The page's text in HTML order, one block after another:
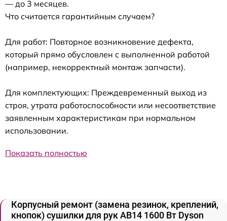
— до 3 месяцев.
Что считается гарантийным случаем?
Для работ: Повторное возникновение дефекта,
который прямо обусловлен с выполненной работой
(например, некорректный монтаж запчасти).
Для комплектующих: Преждевременный выход из
строя, утрата работоспособности или несоответствие
заявленным характеристикам при нормальном
использовании.
Показать полностью
Корпусный ремонт (замена резинок, креплений,
кнопок) сушилки для рук AB14 1600 Вт Dyson